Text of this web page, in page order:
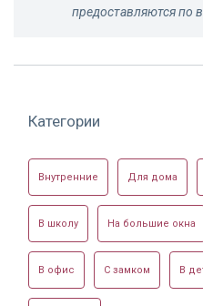
предоставляются по
Категории
Внутренние Для дома
В школу На большие окна
В офис С замком В